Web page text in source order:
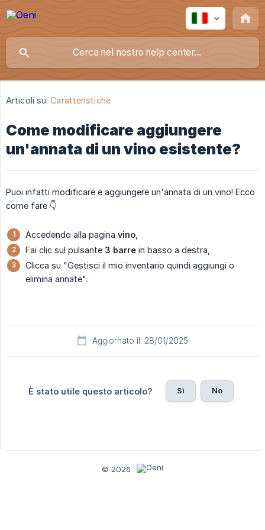
Articoli su: Caratteristiche
Come modificare aggiungere
un'annata di un vino esistente?
Puoi infatti modificare e aggiungere un'annata di un vino! Ecco
come fare 👇
Accedendo alla pagina vino
Fai clic sul pulsante 3 barre in basso a destra,
Clicca su "Gestisci il mio inventario quindi aggiungi o
elimina annate".
Aggiornato il: 28/01/2025
È stato utile questo articolo? Sì No
© 2026